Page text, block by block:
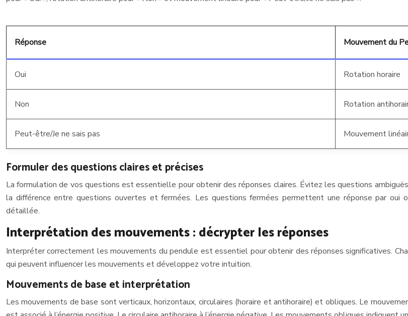
Réponse Mouvement du
Oui Rotation horaire
Non Rotation
Peut-être/Je ne sais pas Mouvement
Formuler des questions claires et précises
La formulation de vos questions est essentielle pour obtenir des réponses claires. Évitez les questions
la différence entre questions ouvertes et fermées. Les questions fermées permettent une réponse par oui
détaillée.
Interprétation des mouvements : décrypter les réponses
Interpréter correctement les mouvements du pendule est essentiel pour obtenir des réponses significatives.
qui peuvent influencer les mouvements et développez votre intuition.
Mouvements de base et interprétation
Les mouvements de base sont verticaux, horizontaux, circulaires (horaire et antihoraire) et obliques. Le